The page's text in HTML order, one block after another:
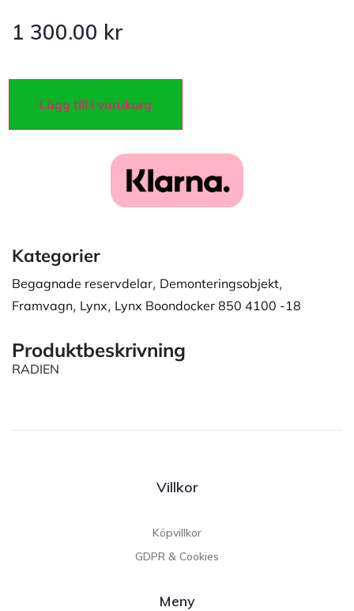
1 300.00 kr
Lägg till i varukorg
Kategorier
Begagnade reservdelar, Demonteringsobjekt,
Framvagn, Lynx, Lynx Boondocker 850 4100 -18
Produktbeskrivning
RADIEN
Villkor
Köpvillkor
GDPR & Cookies
Meny